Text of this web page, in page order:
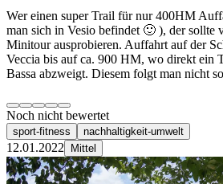
Wer einen super Trail für nur 400HM
man sich in Vesio befindet 🙂 ), der sollte
Minitour ausprobieren. Auffahrt auf der
Veccia bis auf ca. 900 HM, wo direkt ein
Bassa abzweigt. Diesem folgt man nicht so
Noch nicht bewertet
sport-fitness nachhaltigkeit-umwelt
12.01.2022 Mittel